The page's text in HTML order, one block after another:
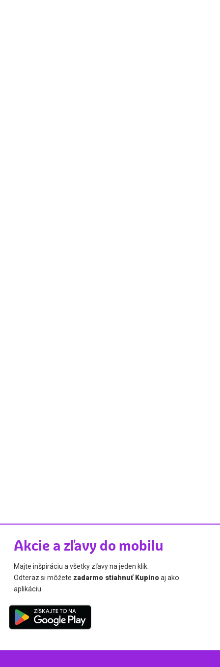
Akcie a zľavy do mobilu
Majte inšpiráciu a všetky zľavy na jeden klik.
Odteraz si môžete zadarmo stiahnuť Kupinoaj ako
aplikáciu.